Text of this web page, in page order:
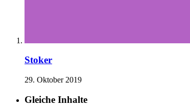
Stoker
29. Oktober 2019
Gleiche Inhalte